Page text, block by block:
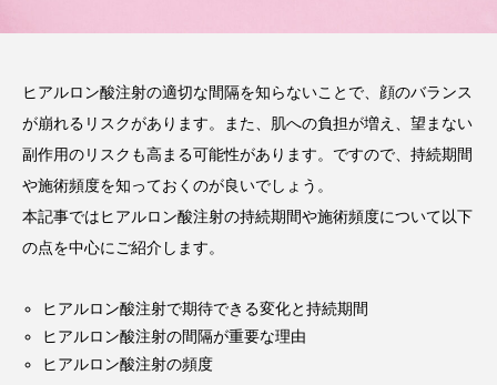
ヒアルロン酸注射の適切な間隔を知らないことで、顔のバランス
が崩れるリスクがあります。また、肌への負担が増え、望まない
副作用のリスクも高まる可能性があります。ですので、持続期間
や施術頻度を知っておくのが良いでしょう。
本記事ではヒアルロン酸注射の持続期間や施術頻度について以下
の点を中心にご紹介します。
ヒアルロン酸注射で期待できる変化と持続期間
ヒアルロン酸注射の間隔が重要な理由
ヒアルロン酸注射の頻度